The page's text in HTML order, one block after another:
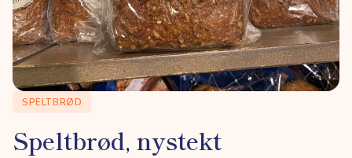
SPELTBRØD
Speltbrød, nystekt